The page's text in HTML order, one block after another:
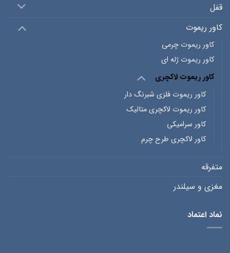
قفل
کاور ریموت
کاور ریموت چرمی
کاور ریموت ژله ای
کاور ریموت لاکچری
کاور ریموت فلزی شبرنگ دار
کاور ریموت لاکچری متالیک
کاور سرامیکی
کاور لاکچری طرح چرم
متفرقه
مغزی و سیلندر
نماد اعتماد